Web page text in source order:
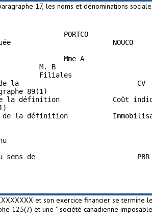
17, les noms et dénominations
PORTCO
NOUCO
Mme A
M. B
Filiales
de la                             CV
89(1)
la définition             Coût
de la définition
sens de                         PBR
et son exercice financier se termine
125(7) et une " société canadienne